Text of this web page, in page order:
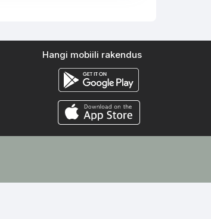
Hangi mobiili rakendus